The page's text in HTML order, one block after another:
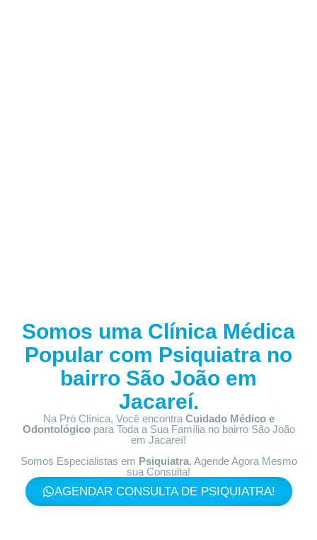
Somos uma Clínica Médica
Popular com Psiquiatra no
bairro São João em
Jacareí.
Na Pró Clínica, Você encontra Cuidado Médico e
Odontológicopara Toda a Sua Família no bairro São João
em Jacareí!
Somos Especialistas em Psiquiatra. Agende Agora Mesmo
sua Consulta!
AGENDAR CONSULTA DE PSIQUIATRA!